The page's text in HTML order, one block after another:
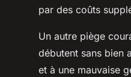
par des coûts
Un autre piège
débutent sans bien
et à une mauvaise